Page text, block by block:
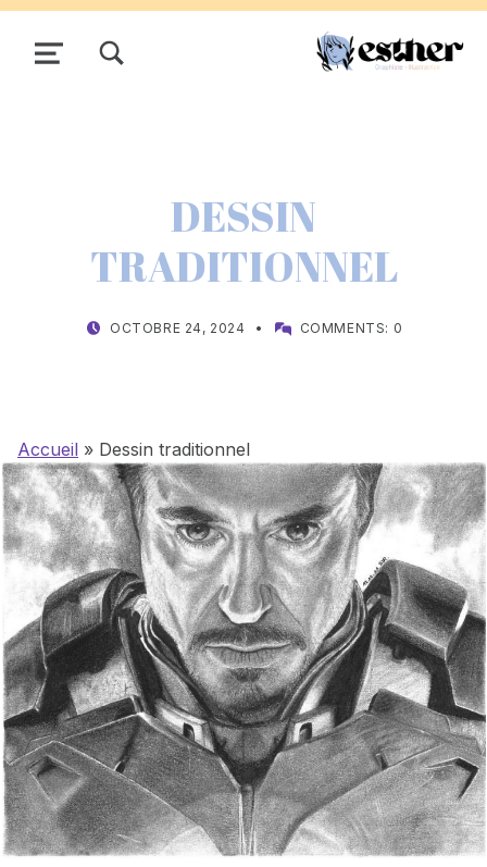
MENU
DESSIN
TRADITIONNEL
POSTED ON:
OCTOBRE 24, 2024 WRITTEN BY:
ESTHERRXX73
COMMENTS: 0
Accueil » Dessin traditionnel